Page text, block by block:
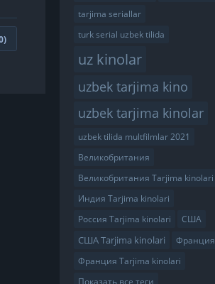
)
tarjima seriallar
turk serial uzbek tilida
uz kinolar
uzbek tarjima kino
uzbek tarjima kinolar
uzbek tilida multfilmlar 2021
Великобритания
Великобритания Tarjima kinolari
Индия Tarjima kinolari
Россия Tarjima kinolari
США
США Tarjima kinolari
Франция
Франция Tarjima kinolari
Показать все теги